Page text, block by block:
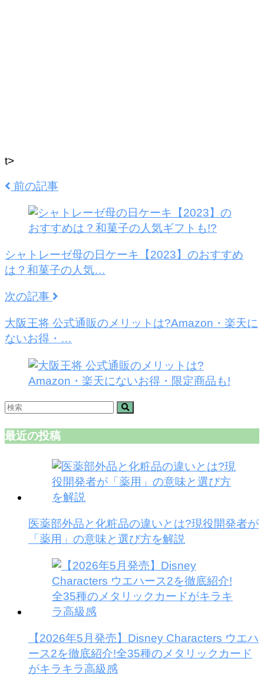
t>
前の記事
シャトレーゼ母の日ケーキ【2023】のおすすめ
は？和菓子の人気…
次の記事
大阪王将 公式通販のメリットは?Amazon・楽天に
ないお得・…
最近の投稿
医薬部外品と化粧品の違いとは?現役開発者が
「薬用」の意味と選び方を解説
【2026年5月発売】Disney Characters ウエハ
ース2を徹底紹介!全35種のメタリックカード
がキラキラ高級感